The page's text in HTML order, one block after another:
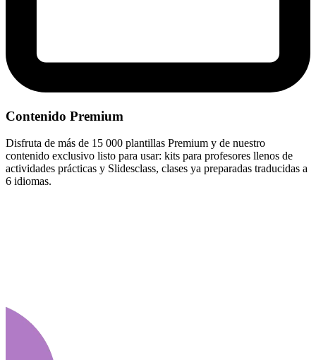
Contenido Premium
Disfruta de más de 15 000 plantillas Premium y de nuestro
contenido exclusivo listo para usar: kits para profesores llenos de
actividades prácticas y Slidesclass, clases ya preparadas traducidas a
6 idiomas.